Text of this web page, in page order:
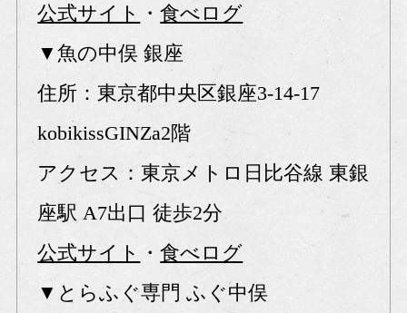
公式サイト ・食べログ
▼魚の中俣 銀座
住所：東京都中央区銀座3-14-17
kobikissGINZa2階
アクセス：東京メトロ日比谷線 東銀
座駅 A7出口 徒歩2分
公式サイト ・食べログ
▼とらふぐ専門 ふぐ中俣